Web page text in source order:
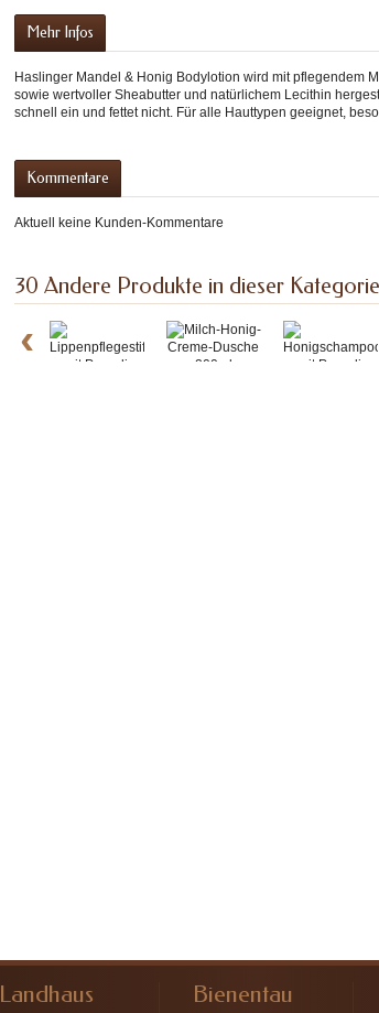
Mehr Infos
Haslinger Mandel & Honig Bodylotion wird mit pflegendem
sowie wertvoller Sheabutter und natürlichem Lecithin
schnell ein und fettet nicht. Für alle Hauttypen geeignet,
Kommentare
Aktuell keine Kunden-Kommentare
30 Andere Produkte in dieser
‹
Landhaus Bienentau